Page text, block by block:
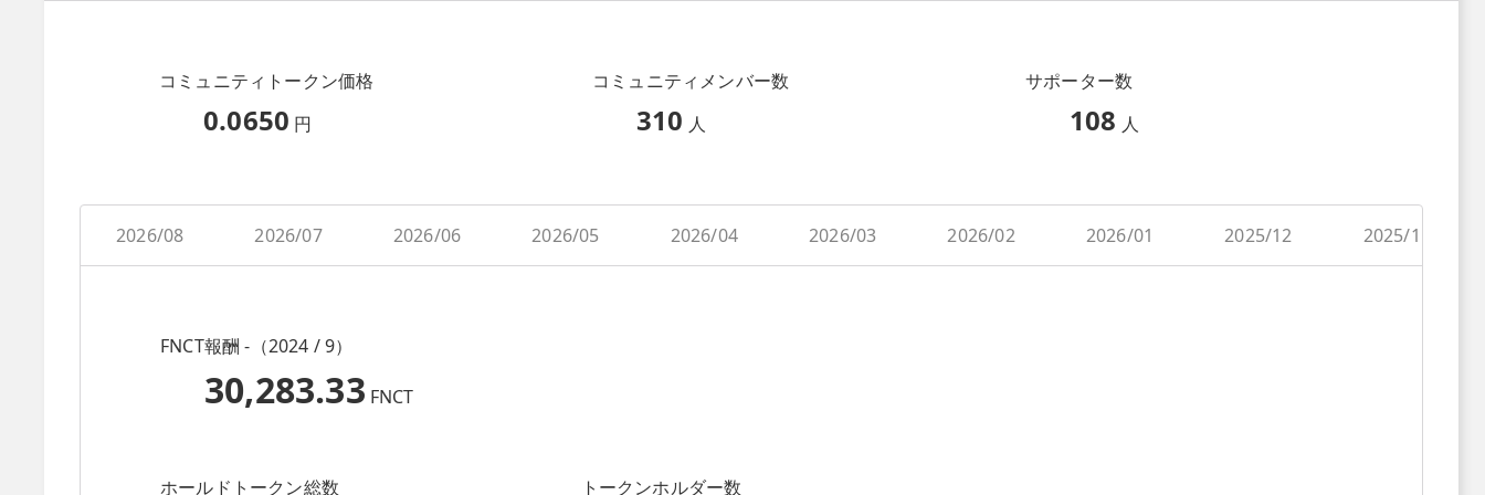
コミュニティトークン価格
0.0650 円
コミュニティメンバー数
310 人
サポーター数
108 人
2026/08 2026/07 2026/06 2026/05 2026/04 2026/03 2026/02 2026/01 2025/12 2025/11
FNCT報酬 -（2024 / 9）
30,283.33 FNCT
ホールドトークン総数 トークンホルダー数